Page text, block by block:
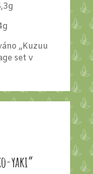
„Kuzuu
set v
yaki“